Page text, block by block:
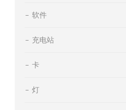
软件
充电站
卡
灯